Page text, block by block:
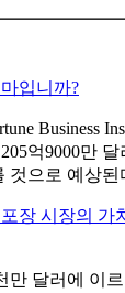
입니까?
Business
억9000만 달
것으로 예상된
장 시장의 가
만 달러에 이